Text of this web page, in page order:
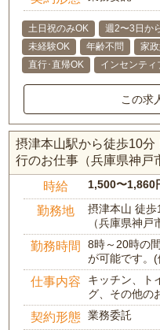
土日祝のみOK 週2〜3日か
未経験OK
年齢不問 家
直行･直帰OK
インセンティ
この求
摂津本山駅から徒歩10
行のお仕事（兵庫県神戸
時給 1,500〜1,860
勤務地
摂津本山 徒歩
（兵庫県神戸
勤務時間
8時～20時の
が可能です。
仕事内容
キッチン、ト
グ、その他の
契約形態 業務委託